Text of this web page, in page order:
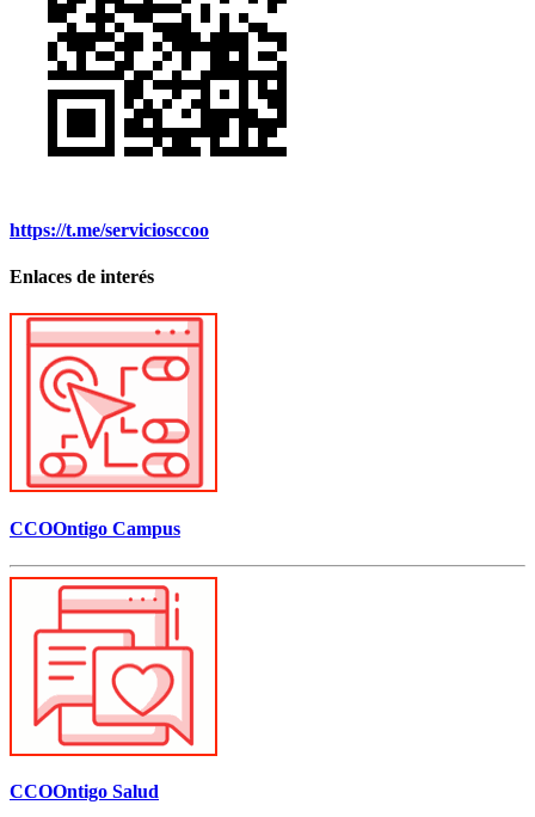
https://t.me/serviciosccoo
Enlaces de interés
CCOOntigo Campus
CCOOntigo Salud